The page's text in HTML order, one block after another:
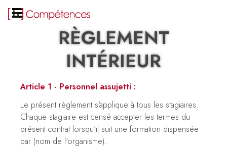
RÈGLEMENT
INTÉRIEUR
Article 1 - Personnel assujetti :
Le présent règlement s'applique à tous les stagiaires.
Chaque stagiaire est censé accepter les termes du
présent contrat lorsqu'il suit une formation dispensée
par (nom de l'organisme).